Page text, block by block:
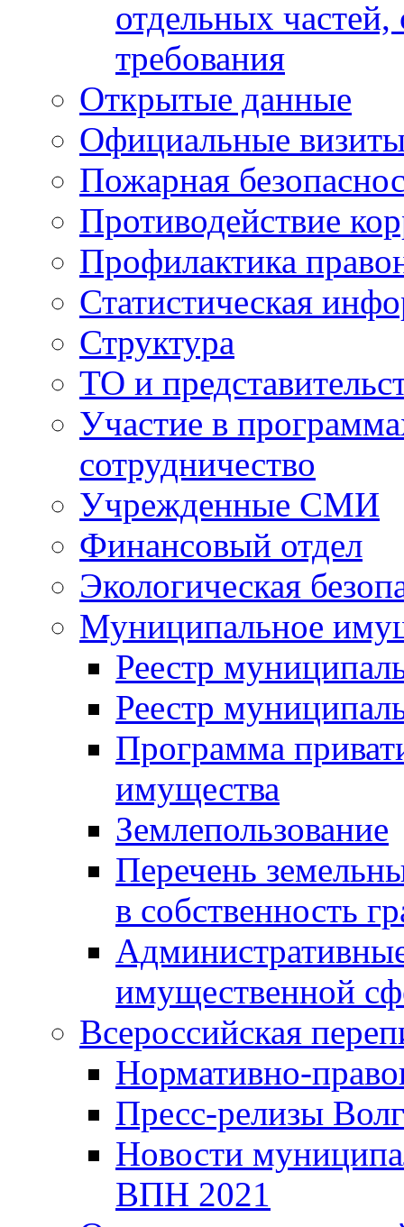
отдельных
требования
Открытые данные
Официальные
Пожарная
Противодействие
Профилактика
Статистическая
Структура
ТО и
Участие в
сотрудничество
Учрежденные СМИ
Финансовый отдел
Экологическая
Муниципальное
Реестр
Реестр
Программа
имущества
Землепользование
Перечень
в собственность
имущественной
Всероссийская
Нормативно-
Пресс-релизы
Новости
ВПН 2021